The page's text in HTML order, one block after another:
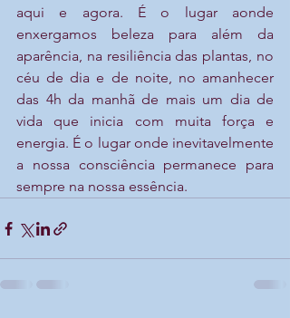
aqui e agora. É o lugar aonde
enxergamos beleza para além da
aparência, na resiliência das plantas, no
céu de dia e de noite, no amanhecer
das 4h da manhã de mais um dia de
vida que inicia com muita força e
energia. É o lugar onde inevitavelmente
a nossa consciência permanece para
sempre na nossa essência.